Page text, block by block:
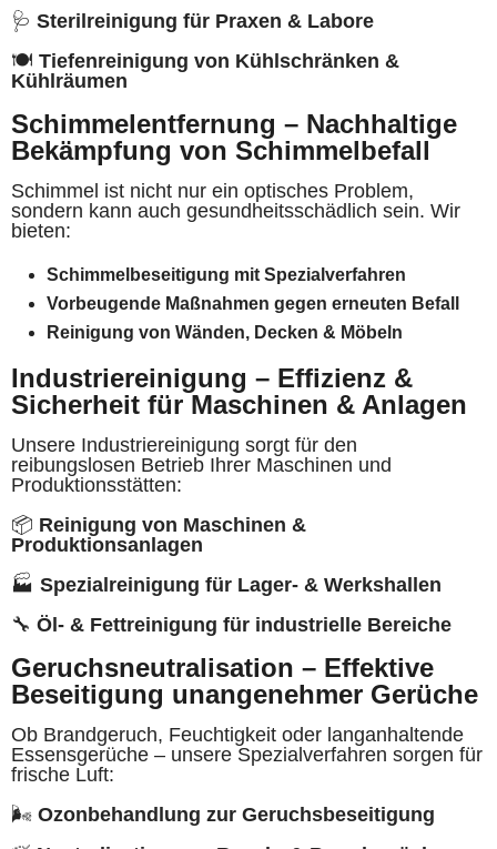
🩺 Sterilreinigung für Praxen & Labore
🍽 Tiefenreinigung von Kühlschränken &
Kühlräumen
Schimmelentfernung – Nachhaltige
Bekämpfung von Schimmelbefall
Schimmel ist nicht nur ein optisches Problem,
sondern kann auch gesundheitsschädlich sein. Wir
bieten:
Schimmelbeseitigung mit Spezialverfahren
Vorbeugende Maßnahmen gegen erneuten Befall
Reinigung von Wänden, Decken & Möbeln
Industriereinigung – Effizienz &
Sicherheit für Maschinen & Anlagen
Unsere Industriereinigung sorgt für den
reibungslosen Betrieb Ihrer Maschinen und
Produktionsstätten:
📦 Reinigung von Maschinen &
Produktionsanlagen
🏭 Spezialreinigung für Lager- & Werkshallen
🔧 Öl- & Fettreinigung für industrielle Bereiche
Geruchsneutralisation – Effektive
Beseitigung unangenehmer Gerüche
Ob Brandgeruch, Feuchtigkeit oder langanhaltende
Essensgerüche – unsere Spezialverfahren sorgen für
frische Luft:
🌬 Ozonbehandlung zur Geruchsbeseitigung